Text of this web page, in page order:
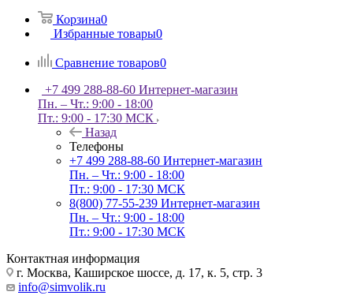
Корзина0
Избранные товары0
Сравнение товаров0
+7 499 288-88-60 Интернет-магазин
Пн. – Чт.: 9:00 - 18:00
Пт.: 9:00 - 17:30 МСК
Назад
Телефоны
+7 499 288-88-60 Интернет-магазин
Пн. – Чт.: 9:00 - 18:00
Пт.: 9:00 - 17:30 МСК
8(800) 77-55-239 Интернет-магазин
Пн. – Чт.: 9:00 - 18:00
Пт.: 9:00 - 17:30 МСК
Контактная информация
г. Москва, Каширское шоссе, д. 17, к. 5, стр. 3
info@simvolik.ru